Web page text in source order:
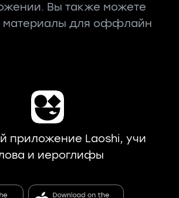
Вы также можете
материалы для оффлайн
приложение Laoshi, учи
и иероглифы